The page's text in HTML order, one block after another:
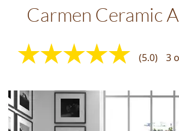
Carmen Ceramic
(5.0) 3